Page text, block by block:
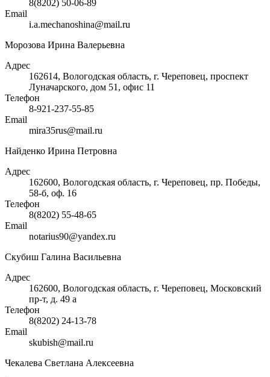
8(8202) 50-06-89
Email
i.a.mechanoshina@mail.ru
Морозова Ирина Валерьевна
Адрес
162614, Вологодская область, г. Череповец, проспект
Луначарского, дом 51, офис 11
Телефон
8-921-237-55-85
Email
mira35rus@mail.ru
Найденко Ирина Петровна
Адрес
162600, Вологодская область, г. Череповец, пр. Победы,
58-б, оф. 16
Телефон
8(8202) 55-48-65
Email
notarius90@yandex.ru
Скубиш Галина Васильевна
Адрес
162600, Вологодская область, г. Череповец, Московский
пр-т, д. 49 а
Телефон
8(8202) 24-13-78
Email
skubish@mail.ru
Чекалева Светлана Алексеевна